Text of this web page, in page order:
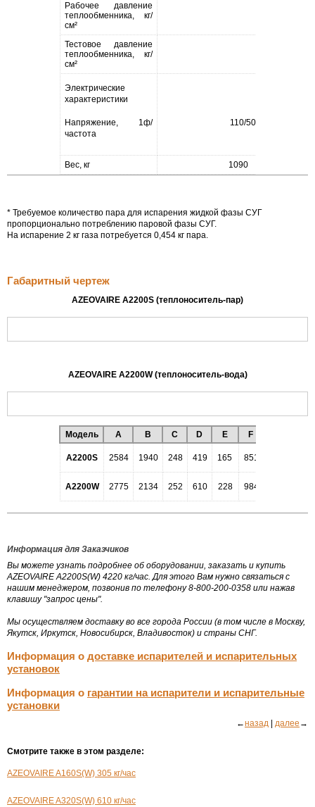
Рабочее давление
теплообменника, кг/
см²
Тестовое давление
теплообменника, кг/
см²
Электрические
характеристики
Напряжение, 1ф/
частота
110/50, 110/60, 220/
Вес, кг 1090
* Требуемое количество пара для испарения жидкой фазы СУГ
пропорционально потреблению паровой фазы СУГ.
На испарение 2 кг газа потребуется 0,454 кг пара.
Габаритный чертеж
AZEOVAIRE A2200S (теплоноситель-пар)
AZEOVAIRE A2200W (теплоноситель-вода)
Модель A B C D E F
А2200S 2584 1940 248 419 165 851
A2200W 2775 2134 252 610 228 984
Информация для Заказчиков
Вы можете узнать подробнее об оборудовании, заказать и купить
AZEOVAIRE A2200S(W) 4220 кг/час. Для этого Вам нужно связаться с
нашим менеджером, позвонив по телефону 8-800-200-0358 или нажав
клавишу "запрос цены".
Мы осуществляем доставку во все города России (в том числе в Москву,
Якутск, Иркутск, Новосибирск, Владивосток) и страны СНГ.
Информация о доставке испарителей и испарительных
установок
Информация о гарантии на испарители и испарительные
установки
←назад далее →
Смотрите также в этом разделе:
AZEOVAIRE A160S(W) 305 кг/час
AZEOVAIRE A320S(W) 610 кг/час